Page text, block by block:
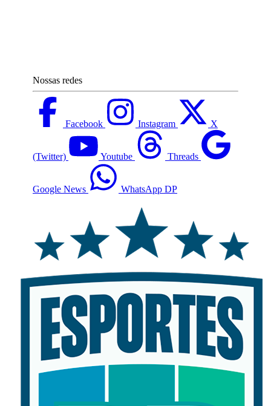
Nossas redes
Facebook Instagram X
(Twitter) Youtube Threads
Google News WhatsApp DP